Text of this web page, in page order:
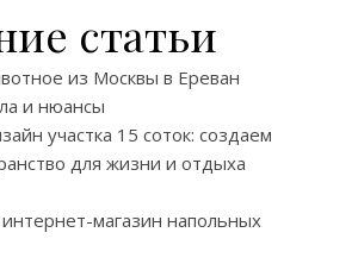
статьи
из Москвы в Ереван
и нюансы
участка 15 соток: создаем
для жизни и отдыха
магазин напольных